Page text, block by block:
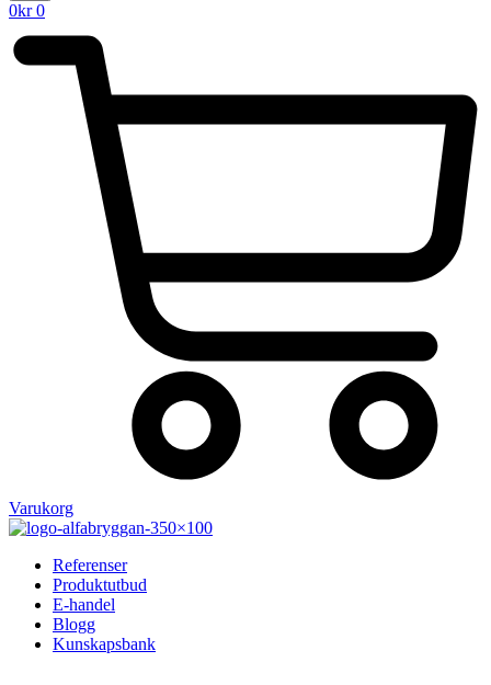
0kr 0
Varukorg
Referenser
Produktutbud
E-handel
Blogg
Kunskapsbank